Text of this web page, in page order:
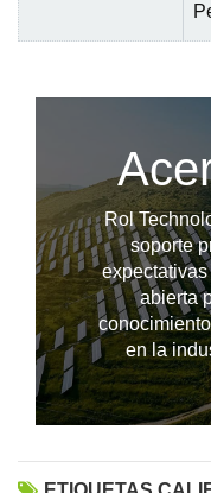
Rol
soporte
abierta
en la
--------------占位